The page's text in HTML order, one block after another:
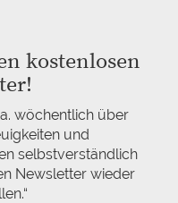
kostenlosen
wöchentlich über
und
selbstverständlich
Newsletter wieder